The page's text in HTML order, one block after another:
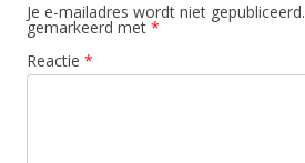
Je e-mailadres wordt niet gepubliceerd.
gemarkeerd met *
Reactie *